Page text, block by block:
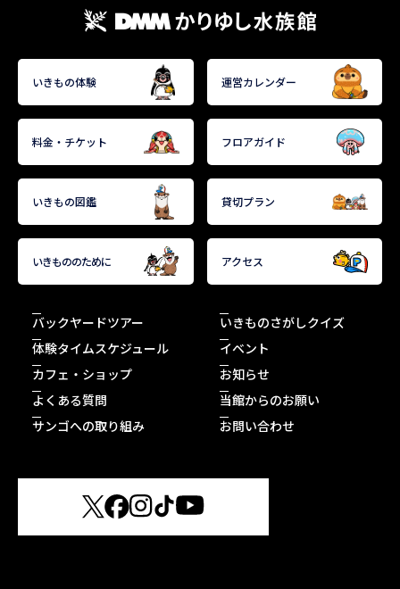
いきもの体験 運営カレンダー
料金・チケット フロアガイド
いきもの図鑑 貸切プラン
いきもののために アクセス
バックヤードツアー
いきものさがしクイズ
体験タイムスケジュール
イベント
カフェ・ショップ
お知らせ
よくある質問
当館からのお願い
サンゴへの取り組み
お問い合わせ